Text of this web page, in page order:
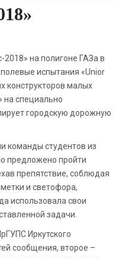
на полигоне ГАЗа в
испытания «Unior
конструкторов малых
на специально
городскую дорожную
команды студентов из
предложено пройти
препятствие, соблюдая
и светофора,
использовала свои
задачи.
Иркутского
сообщения, второе –